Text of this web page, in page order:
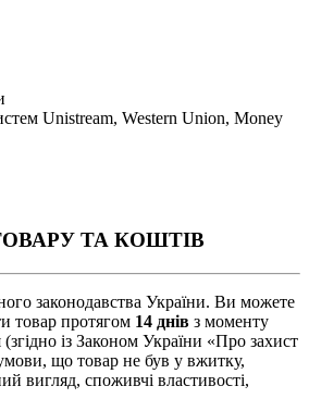
Unistream, Western Union, Money
ТА КОШТІВ
законодавства України. Ви можете
товар протягом 14 днів з моменту
із Законом України «Про захист
що товар не був у вжитку,
вигляд, споживчі властивості,